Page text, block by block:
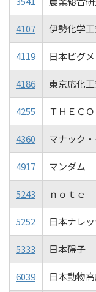
4107 伊勢化学
4119 日本ピグ
4186 東京応化
4255 ＴＨＥＣ
4360 マナック
4917 マンダム
5243 ｎｏｔｅ
5252 日本ナレ
5333 日本碍子
6039 日本動物